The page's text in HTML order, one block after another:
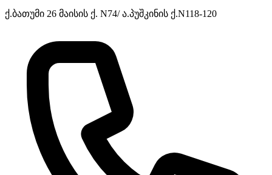
ქ.ბათუმი 26 მაისის ქ. N74/ ა.პუშკინის ქ.N118-120